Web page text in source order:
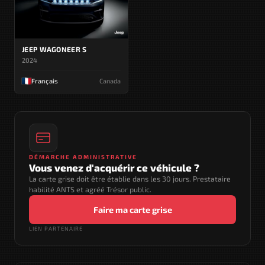
JEEP WAGONEER S
2024
Français Canada
DÉMARCHE ADMINISTRATIVE
Vous venez d'acquérir ce véhicule ?
La carte grise doit être établie dans les 30 jours. Prestataire
habilité ANTS et agréé Trésor public.
Faire ma carte grise
LIEN PARTENAIRE